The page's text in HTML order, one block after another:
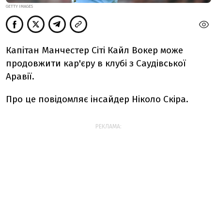
GETTY IMAGES
Капітан Манчестер Сіті Кайл Вокер може
продовжити кар'єру в клубі з Саудівської
Аравії.
Про це повідомляє інсайдер Ніколо Скіра.
РЕКЛАМА: